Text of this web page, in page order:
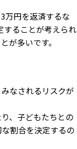
万円を返済するな
することが考えられ
が多いです。
みなされるリスクが
、子どもたちとの
割合を決定するの